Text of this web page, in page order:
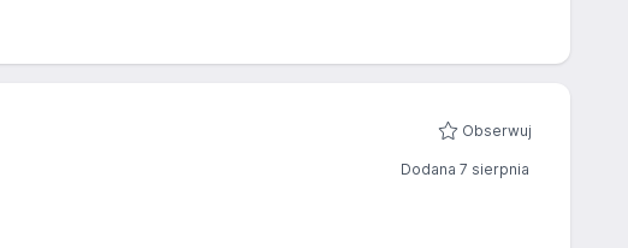
Obserwuj
Dodana 7 sierpnia